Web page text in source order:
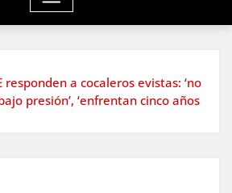
responden a cocaleros evistas: ‘no
presión’, ‘enfrentan cinco años